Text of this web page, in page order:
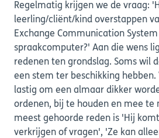
Regelmatig krijgen we de vraag:
leerling/cliënt/kind overstappen
Exchange Communication System
spraakcomputer?' Aan die wens
redenen ten grondslag. Soms wil
een stem ter beschikking hebben.
lastig om een almaar dikker
ordenen, bij te houden en mee te
meest gehoorde reden is 'Hij
verkrijgen of vragen', 'Ze kan